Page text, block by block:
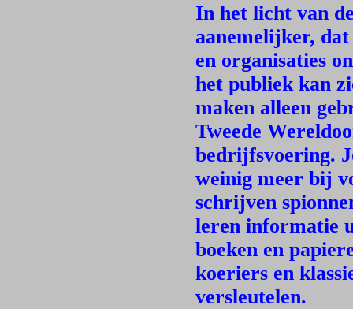
In het licht van
aanemelijker, dat
en organisaties
het publiek kan
maken alleen
Tweede
bedrijfsvoering.
weinig meer bij
schrijven
leren informatie
boeken en
koeriers en
versleutelen.